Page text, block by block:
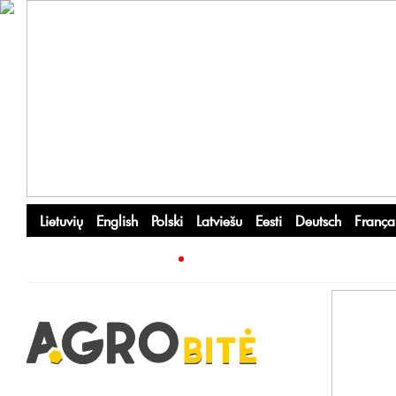
Lietuvių English Polski Latviešu Eesti Deutsch